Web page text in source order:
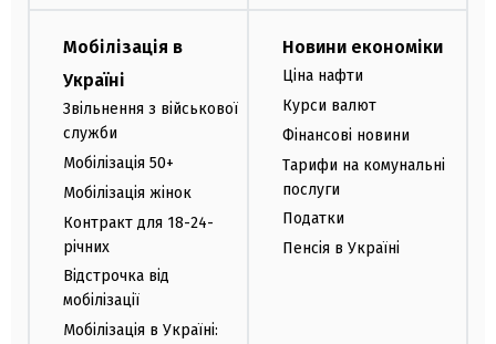
Мобілізація в
Україні
Звільнення з військової
служби
Мобілізація 50+
Мобілізація жінок
Контракт для 18-24-
річних
Відстрочка від
мобілізації
Мобілізація в Україні:
Новини економіки
Ціна нафти
Курси валют
Фінансові новини
Тарифи на комунальні
послуги
Податки
Пенсія в Україні